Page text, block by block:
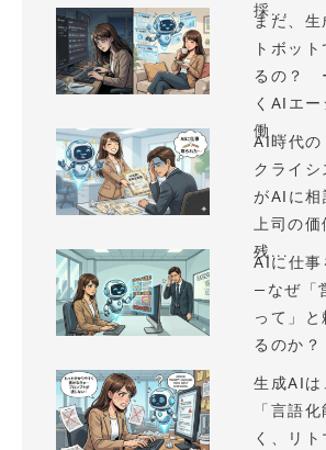
採...
まだ、
トボッ
るの？
くAIエ
働...
AI時代の
クライ
がAIに相
上司の価
残...
AIに仕
—なぜ「
って」
るのか？
生成AIは
「言語
く、リ